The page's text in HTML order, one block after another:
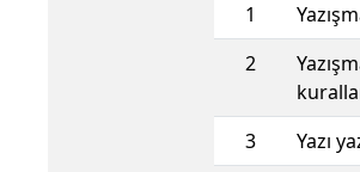
1
2
3
Yazı